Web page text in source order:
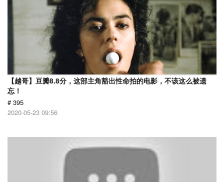
【越哥】豆瓣8.8分，这部主角豁出性命拍的电影，不该这么被遗
忘！
# 395
2020-05-23 09:56